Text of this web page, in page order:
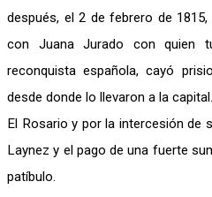
después, el 2 de febrero de
con Juana Jurado con quien
reconquista española, cayó
desde donde lo llevaron a la
El Rosario y por la intercesión de
Laynez y el pago de una fuerte
patíbulo.